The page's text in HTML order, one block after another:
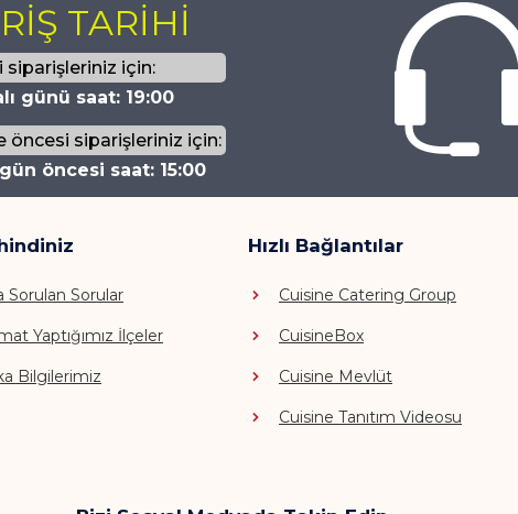
TARİHİ
siparişleriniz için:
günü saat: 19:00
öncesi siparişleriniz için:
öncesi saat: 15:00
Sorulan Sorular
Yaptığımız İlçeler
Bilgilerimiz
Hızlı Bağlantılar
Cuisine Catering Group
CuisineBox
Cuisine Mevlüt
Cuisine Tanıtım Videosu